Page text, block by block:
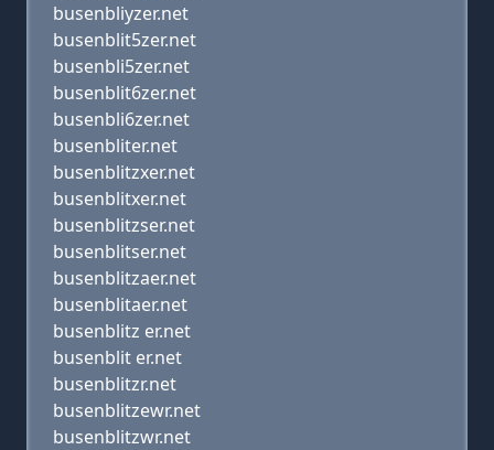
busenbliyzer.net
busenblit5zer.net
busenbli5zer.net
busenblit6zer.net
busenbli6zer.net
busenbliter.net
busenblitzxer.net
busenblitxer.net
busenblitzser.net
busenblitser.net
busenblitzaer.net
busenblitaer.net
busenblitz er.net
busenblit er.net
busenblitzr.net
busenblitzewr.net
busenblitzwr.net